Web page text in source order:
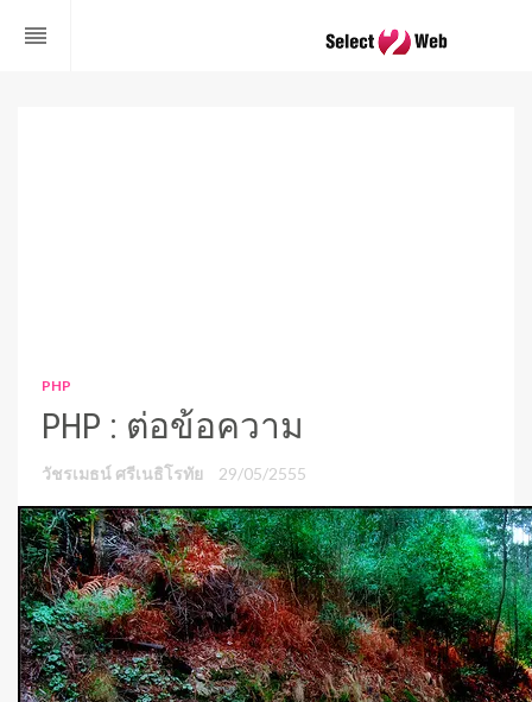
reorder
PHP
PHP : ต่อข้อความ
วัชรเมธน์ ศรีเนธิโรทัย 29/05/2555